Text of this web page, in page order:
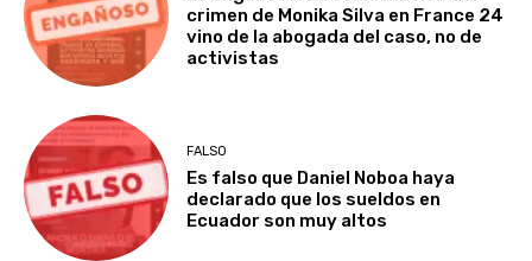
crimen de Monika Silva en France 24
vino de la abogada del caso, no de
activistas
FALSO
Es falso que Daniel Noboa haya
declarado que los sueldos en
Ecuador son muy altos